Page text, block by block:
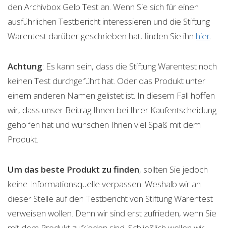
den Archivbox Gelb Test an. Wenn Sie sich für einen
ausführlichen Testbericht interessieren und die Stiftung
Warentest darüber geschrieben hat, finden Sie ihn hier.
Achtung: Es kann sein, dass die Stiftung Warentest noch
keinen Test durchgeführt hat. Oder das Produkt unter
einem anderen Namen gelistet ist. In diesem Fall hoffen
wir, dass unser Beitrag Ihnen bei Ihrer Kaufentscheidung
geholfen hat und wünschen Ihnen viel Spaß mit dem
Produkt.
Um das beste Produkt zu finden, sollten Sie jedoch
keine Informationsquelle verpassen. Weshalb wir an
dieser Stelle auf den Testbericht von Stiftung Warentest
verweisen wollen. Denn wir sind erst zufrieden, wenn Sie